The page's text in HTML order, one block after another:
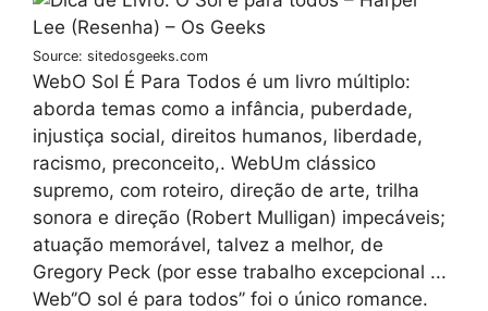
Source: sitedosgeeks.com
WebO Sol É Para Todos é um livro múltiplo:
aborda temas como a infância, puberdade,
injustiça social, direitos humanos, liberdade,
racismo, preconceito,. WebUm clássico
supremo, com roteiro, direção de arte, trilha
sonora e direção (Robert Mulligan) impecáveis;
atuação memorável, talvez a melhor, de
Gregory Peck (por esse trabalho excepcional ...
Web‘’O sol é para todos’’ foi o único romance.